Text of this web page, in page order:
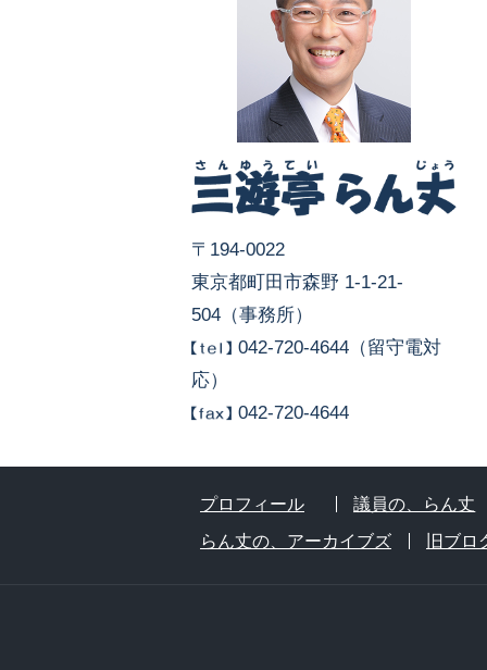
〒194-0022
東京都町田市森野 1-1-21-
504（事務所）
042-720-4644（留守電対
応）
042-720-4644
プロフィール
議員の、らん丈
らん丈の、アーカイブズ
旧ブロ